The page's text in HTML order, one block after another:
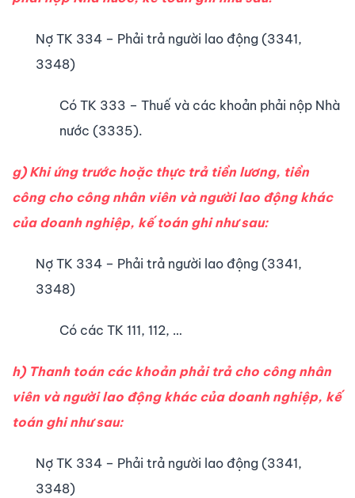
Nợ TK 334 – Phải trả người lao động (3341,
3348)
Có TK 333 – Thuế và các khoản phải nộp Nhà
nước (3335).
g) Khi ứng trước hoặc thực trả tiền lương, tiền
công cho công nhân viên và người lao động khác
của doanh nghiệp, kế toán ghi như sau:
Nợ TK 334 – Phải trả người lao động (3341,
3348)
Có các TK 111, 112, …
h) Thanh toán các khoản phải trả cho công nhân
viên và người lao động khác của doanh nghiệp, kế
toán ghi như sau:
Nợ TK 334 – Phải trả người lao động (3341,
3348)